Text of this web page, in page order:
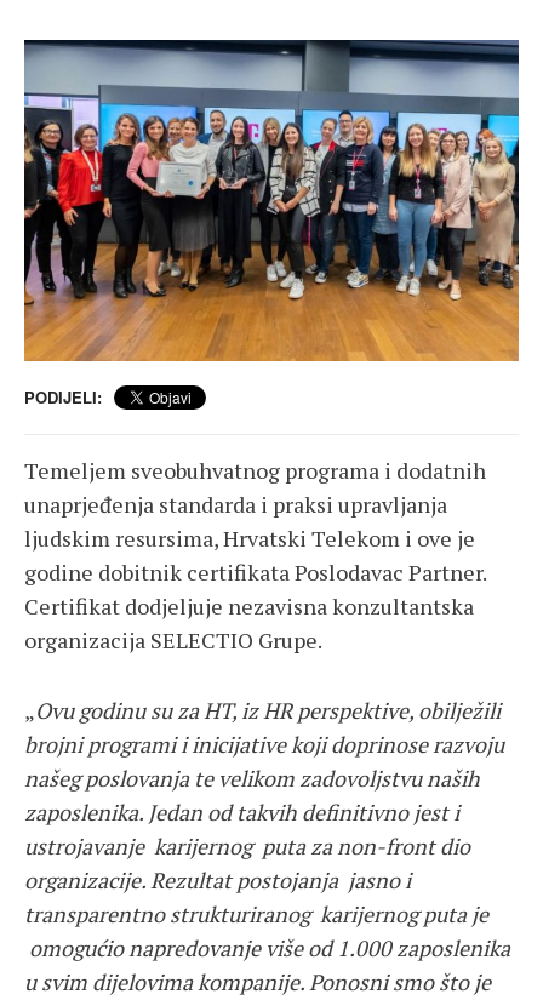
PODIJELI:
Temeljem sveobuhvatnog programa i dodatnih
unaprjeđenja standarda i praksi upravljanja
ljudskim resursima, Hrvatski Telekom i ove je
godine dobitnik certifikata Poslodavac Partner.
Certifikat dodjeljuje nezavisna konzultantska
organizacija SELECTIO Grupe.
„Ovu godinu su za HT, iz HR perspektive, obilježili
brojni programi i inicijative koji doprinose razvoju
našeg poslovanja te velikom zadovoljstvu naših
zaposlenika. Jedan od takvih definitivno jest i
ustrojavanje karijernog puta za non-front dio
organizacije. Rezultat postojanja jasno i
transparentno strukturiranog karijernog puta je
omogućio napredovanje više od 1.000 zaposlenika
u svim dijelovima kompanije.Ponosni smo što je